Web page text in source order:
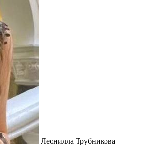
Леонилла Трубникова